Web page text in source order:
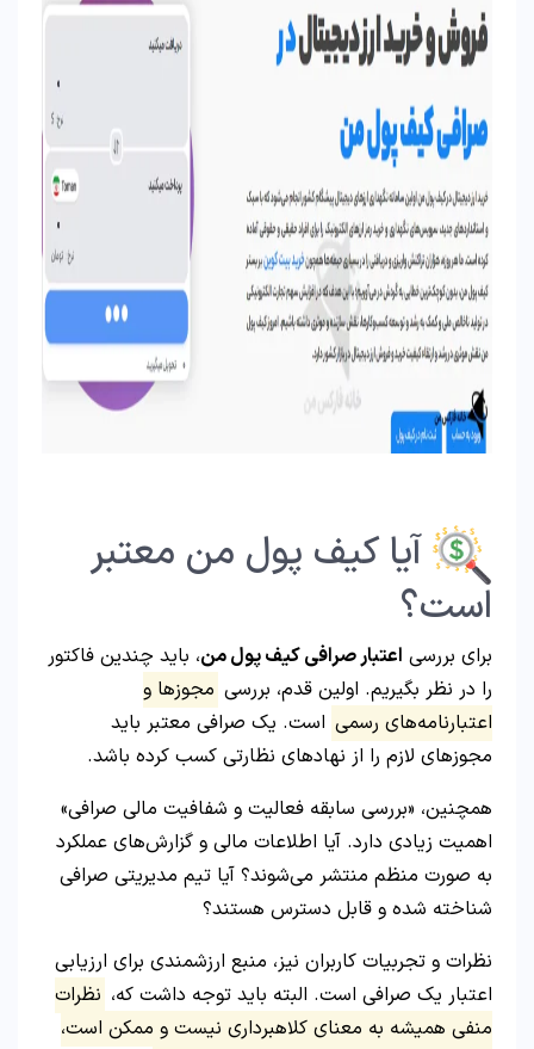
آیا کیف پول من معتبر
است؟
برای بررسی اعتبار صرافی کیف پول من، باید چندین فاکتور
را در نظر بگیریم. اولین قدم، بررسی مجوزها و
اعتبارنامه‌های رسمی است. یک صرافی معتبر باید
مجوزهای لازم را از نهادهای نظارتی کسب کرده باشد.
همچنین، «بررسی سابقه فعالیت و شفافیت مالی صرافی»
اهمیت زیادی دارد. آیا اطلاعات مالی و گزارش‌های عملکرد
به صورت منظم منتشر می‌شوند؟ آیا تیم مدیریتی صرافی
شناخته شده و قابل دسترس هستند؟
نظرات و تجربیات کاربران نیز، منبع ارزشمندی برای ارزیابی
اعتبار یک صرافی است. البته باید توجه داشت که، نظرات
منفی همیشه به معنای کلاهبرداری نیست و ممکن است،